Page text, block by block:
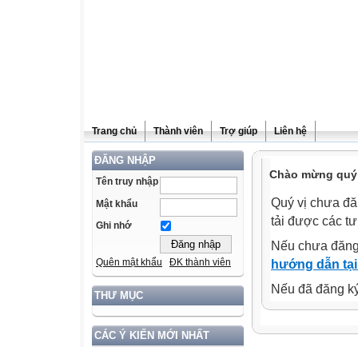
Trang chủ Thành viên Trợ giúp Liên hệ
ĐĂNG NHẬP
Tên truy nhập
Mật khẩu
Ghi nhớ
Quên mật khẩu ĐK thành viên
THƯ MỤC
CÁC Ý KIẾN MỚI NHẤT
Chào mừng
Quý vị chưa
tải được các
Nếu chưa
hướng dẫn
Nếu đã đăng